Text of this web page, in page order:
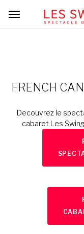
FRENCH
Decouvrez le
cabaret Les